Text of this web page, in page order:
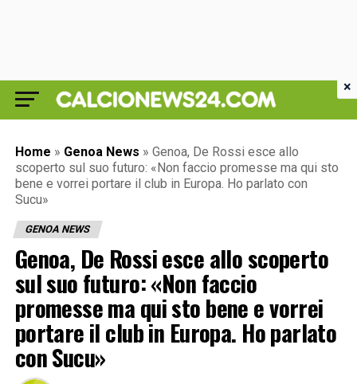
Home » Genoa News » Genoa, De Rossi esce allo
scoperto sul suo futuro: «Non faccio promesse ma qui sto
bene e vorrei portare il club in Europa. Ho parlato con
Sucu»
GENOA NEWS
Genoa, De Rossi esce allo scoperto
sul suo futuro: «Non faccio
promesse ma qui sto bene e vorrei
portare il club in Europa. Ho parlato
con Sucu»
×